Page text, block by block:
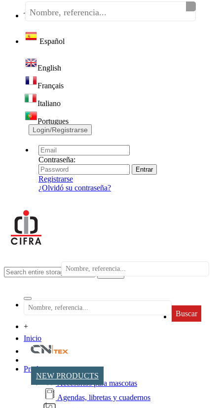
Teléfono:(+34) 968 320 046
Español
English
Français
Italiano
Portugues
Login/Registrarse
Contraseña:
Registrarse
¿Olvidó su contraseña?
search
Buscar
+
Inicio
NEW PRODUCTS
Productos
Accesorios para mascotas
Agendas, libretas y cuadernos